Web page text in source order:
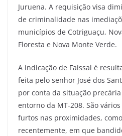
Juruena. A requisição visa
de criminalidade nas
municípios de Cotriguaçu,
Floresta e Nova Monte Verde.
A indicação de Faissal é
feita pelo senhor José dos
por conta da situação
entorno da MT-208. São
furtos nas proximidades,
recentemente, em que